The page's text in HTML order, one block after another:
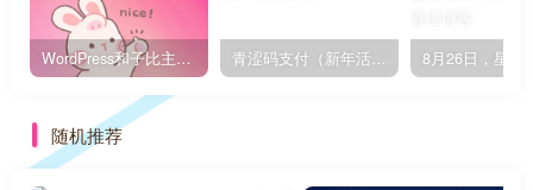
WordPress和子比主题模板&网站美化方法教程-已更新到:23-01-8 青涩码支付（新年活动）
随机推荐